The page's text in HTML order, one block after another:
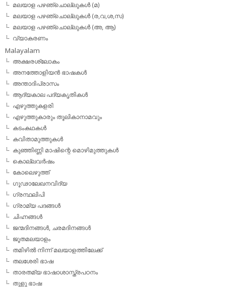
മലയാള പഴഞ്ചൊല്ലുകള്‍ (മ)
മലയാള പഴഞ്ചൊല്ലുകള്‍ (ര,വ,ശ,സ)
മലയാള പഴഞ്ചൊല്ലുകൾ (അ, ആ)
വ്യാകരണം
Malayalam
അക്ഷരശ്ലോകം
അനത്തോളിയന്‍ ഭാഷകള്‍
അന്താദിപ്രാസം
ആദ്യകാല പദ്യകൃതികള്‍
എഴുത്തുകളരി
എഴുത്തുകാരും തൂലികാനാമവും
കടംകഥകള്‍
കവിതാമുത്തുകള്‍
കുഞ്ഞിണ്ണി മാഷിന്റെ മൊഴിമുത്തുകള്‍
കൊല്ലവര്‍ഷം
കോലെഴുത്ത്
ഗൂഢാലേഖനവിദ്യ
ഗ്രന്ഥലിപി
ഗ്രാമ്യ പദങ്ങള്‍
ചിഹ്നങ്ങള്‍
ജന്മദിനങ്ങള്‍, ചരമദിനങ്ങള്‍
ജൂതമലയാളം
തമിഴില്‍ നിന്ന് മലയാളത്തിലേക്ക്
തലശേരി ഭാഷ
താരതമ്യ ഭാഷാശാസ്ത്രപഠനം
തുളു ഭാഷ